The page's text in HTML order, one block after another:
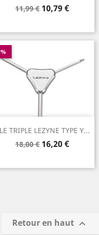
Prix
11,99 € Prix
10,79 €
TRIPLE LEZYNE TYPE Y...
Prix
18,00 € Prix
16,20 €
Retour en haut 